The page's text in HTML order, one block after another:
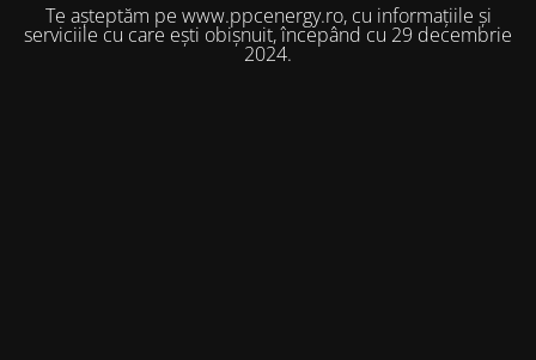
Te așteptăm pe www.ppcenergy.ro, cu informațiile și
serviciile cu care ești obișnuit, începând cu 29 decembrie
2024.